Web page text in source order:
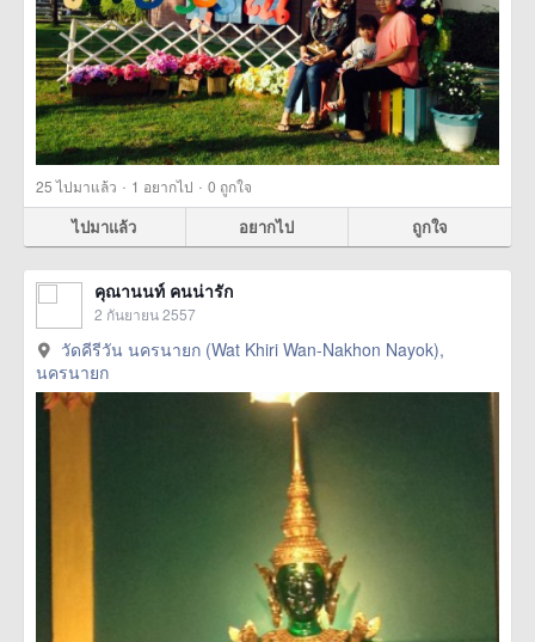
25ไปมาแล้ว · 1 อยากไป · 0 ถูกใจ
ไปมาแล้ว อยากไป ถูกใจ
คุณานนท์ คนน่ารัก
2 กันยายน 2557
วัดคีรีวัน นครนายก (Wat Khiri Wan-Nakhon Nayok),
นครนายก